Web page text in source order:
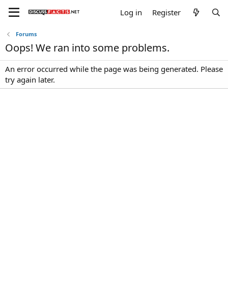
Log in Register
Forums
Oops! We ran into some problems.
An error occurred while the page was being generated. Please
try again later.